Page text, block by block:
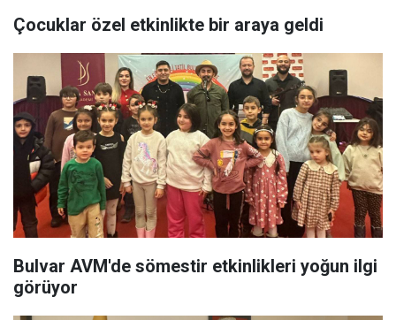
Çocuklar özel etkinlikte bir araya geldi
Bulvar AVM'de sömestir etkinlikleri yoğun ilgi
görüyor